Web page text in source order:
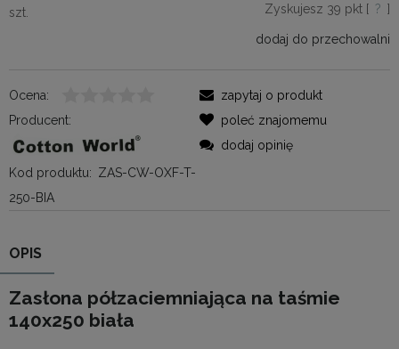
szt. Zyskujesz 39 pkt [ ? ]
dodaj do przechowalni
Ocena:
Producent:
Kod produktu: ZAS-CW-OXF-T-
250-BIA
zapytaj o produkt
poleć znajomemu
dodaj opinię
OPIS
Zasłona półzaciemniająca na taśmie
140x250 biała